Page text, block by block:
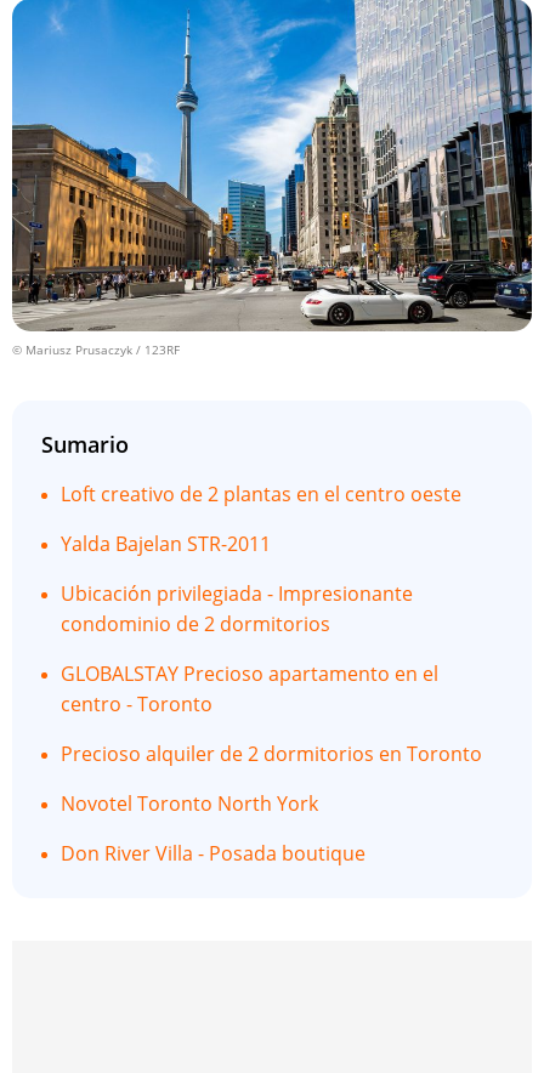
© Mariusz Prusaczyk / 123RF
Sumario
Loft creativo de 2 plantas en el centro oeste
Yalda Bajelan STR-2011
Ubicación privilegiada - Impresionante
condominio de 2 dormitorios
GLOBALSTAY Precioso apartamento en el
centro - Toronto
Precioso alquiler de 2 dormitorios en Toronto
Novotel Toronto North York
Don River Villa - Posada boutique